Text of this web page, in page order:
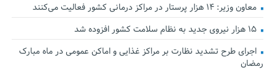
معاون وزیر: ۱۴ هزار پرستار در مراکز درمانی کشور فعالیت می‌کنند
۱۵ هزار نیروی جدید به نظام سلامت کشور افزوده شد
اجرای طرح تشدید نظارت بر مراکز غذایی و اماکن عمومی در ماه مبارک
رمضان